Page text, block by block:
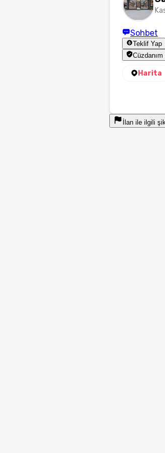
Sohbet
Teklif Yap
Harita
İlan ile ilgili